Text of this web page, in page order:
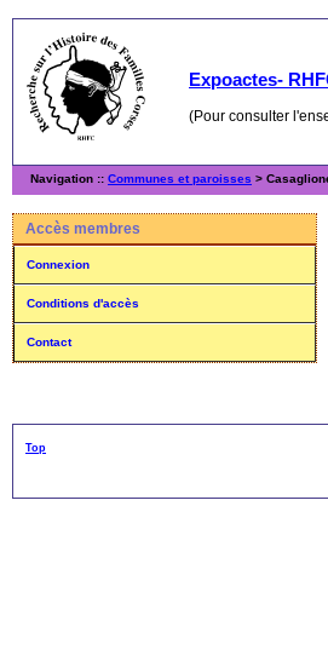
Expoactes-
(Pour consulter
Navigation :: Communes et paroisses >
Accès membres
Connexion
Conditions d'accès
Contact
Top